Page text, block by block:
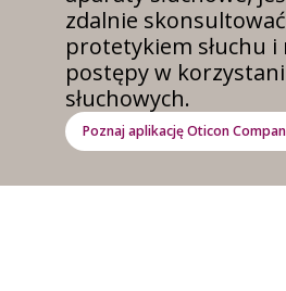
zdalnie
protetykiem słuchu
postępy w
słuchowych.
Poznaj aplikację Oticon